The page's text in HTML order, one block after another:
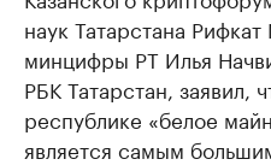
наук Татарстана
минцифры РТ Илья
РБК Татарстан, заявил,
республике «белое
является самым